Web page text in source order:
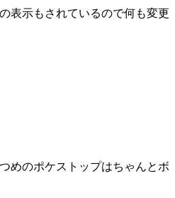
表示もされているので何も変更
めのポケストップはちゃんとボ